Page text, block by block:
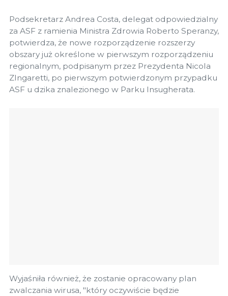
Podsekretarz Andrea Costa, delegat odpowiedzialny
za ASF z ramienia Ministra Zdrowia Roberto Speranzy,
potwierdza, że nowe rozporządzenie rozszerzy
obszary już określone w pierwszym rozporządzeniu
regionalnym, podpisanym przez Prezydenta Nicola
ZIngaretti, po pierwszym potwierdzonym przypadku
ASF u dzika znalezionego w Parku Insugherata.
Wyjaśniła również, że zostanie opracowany plan
zwalczania wirusa, "który oczywiście będzie